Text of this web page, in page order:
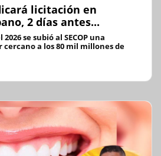
licitación en
2 días antes...
se subió al SECOP una
a los 80 mil millones de